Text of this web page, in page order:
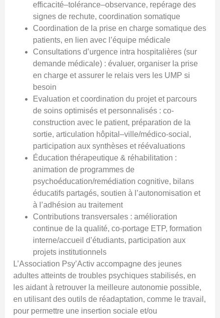
efficacité–tolérance–observance, repérage des
signes de rechute, coordination somatique
Coordination de la prise en charge somatique des
patients, en lien avec l’équipe médicale
Consultations d’urgence intra hospitalières (sur
demande médicale) : évaluer, organiser la prise
en charge et assurer le relais vers les UMP si
besoin
Evaluation et coordination du projet et parcours
de soins optimisés et personnalisés : co-
construction avec le patient, préparation de la
sortie, articulation hôpital–ville/médico-social,
participation aux synthèses et réévaluations
Éducation thérapeutique & réhabilitation :
animation de programmes de
psychoéducation/remédiation cognitive, bilans
éducatifs partagés, soutien à l’autonomisation et
à l’adhésion au traitement
Contributions transversales : amélioration
continue de la qualité, co-portage ETP, formation
interne/accueil d’étudiants, participation aux
projets institutionnels
L’Association Psy’Activ accompagne des jeunes
adultes atteints de troubles psychiques stabilisés, en
les aidant à retrouver la meilleure autonomie possible,
en utilisant des outils de réadaptation, comme le travail,
pour permettre une insertion sociale et/ou